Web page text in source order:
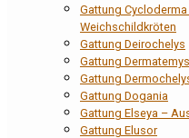
Gattung
Weichschildkröten
Gattung Deirochelys
Gattung
Gattung
Gattung Dogania
Gattung Elseya –
Gattung Elusor